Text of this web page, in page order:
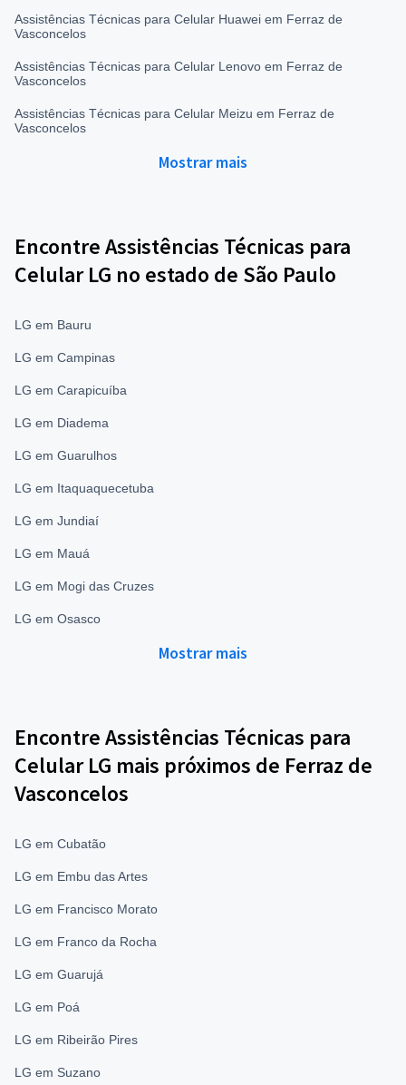
Assistências Técnicas para Celular Huawei em Ferraz de
Vasconcelos
Assistências Técnicas para Celular Lenovo em Ferraz de
Vasconcelos
Assistências Técnicas para Celular Meizu em Ferraz de
Vasconcelos
Mostrar mais
Encontre Assistências Técnicas para
Celular LG no estado de São Paulo
LG em Bauru
LG em Campinas
LG em Carapicuíba
LG em Diadema
LG em Guarulhos
LG em Itaquaquecetuba
LG em Jundiaí
LG em Mauá
LG em Mogi das Cruzes
LG em Osasco
Mostrar mais
Encontre Assistências Técnicas para
Celular LG mais próximos de Ferraz de
Vasconcelos
LG em Cubatão
LG em Embu das Artes
LG em Francisco Morato
LG em Franco da Rocha
LG em Guarujá
LG em Poá
LG em Ribeirão Pires
LG em Suzano